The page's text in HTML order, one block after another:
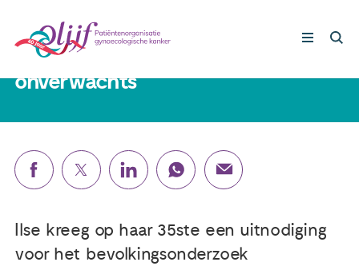
Lotgenoten
Steun ons
Ilse (36): ‘Ik had geen klachten, dus
het nieuws kwam heel
onverwachts
Ilse kreeg op haar 35ste een uitnodiging
voor het bevolkingsonderzoek